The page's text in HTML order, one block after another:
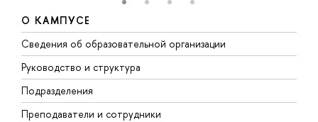
О КАМПУСЕ
Сведения об образовательной организации
Руководство и структура
Подразделения
Преподаватели и сотрудники